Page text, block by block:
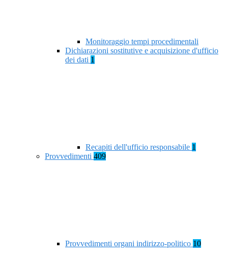
Monitoraggio tempi procedimentali
Dichiarazioni sostitutive e acquisizione d'ufficio
dei dati 1
Recapiti dell'ufficio responsabile 1
Provvedimenti 409
Provvedimenti organi indirizzo-politico 10